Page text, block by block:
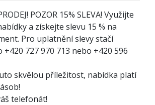
POZOR 15% SLEVA! Využijte
a získejte slevu 15 % na
Pro uplatnění slevy stačí
+420 727 970 713 nebo +420 596
skvělou příležitost, nabídka platí
telefonát!